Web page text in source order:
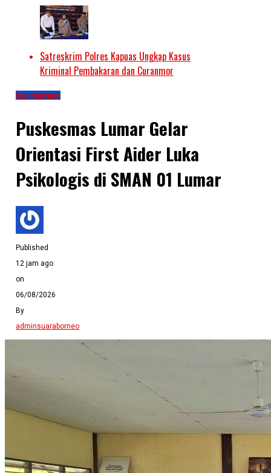
Satreskrim Polres Kapuas Ungkap Kasus
Kriminal Pembakaran dan Curanmor
Bengkayang
Puskesmas Lumar Gelar
Orientasi First Aider Luka
Psikologis di SMAN 01 Lumar
Published
12 jam ago
on
06/08/2026
By
adminsuaraborneo